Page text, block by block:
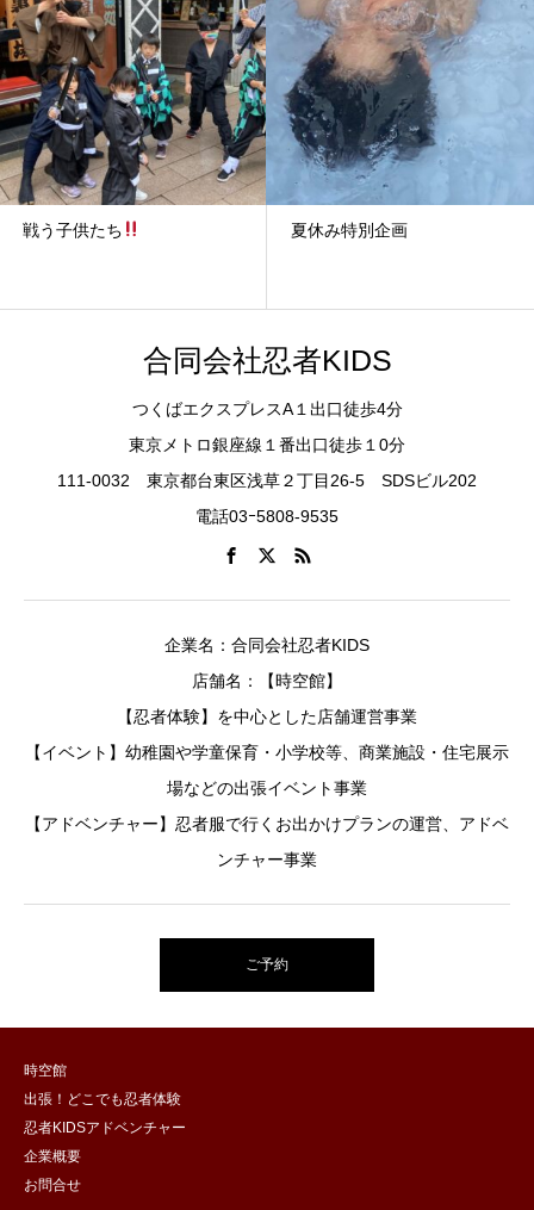
夏休み特別企画
桜の女神の姉妹のお面～有明
合同会社忍者KIDS
つくばエクスプレスA１出口徒歩4分
東京メトロ銀座線１番出口徒歩１0分
111-0032 東京都台東区浅草２丁目26-5 SDSビル202
電話03ｰ5808-9535
企業名：合同会社忍者KIDS
店舗名：【時空館】
【忍者体験】を中心とした店舗運営事業
【イベント】幼稚園や学童保育・小学校等、商業施設・住宅展示
場などの出張イベント事業
【アドベンチャー】忍者服で行くお出かけプランの運営、アドベ
ンチャー事業
ご予約
時空館
出張！どこでも忍者体験
忍者KIDSアドベンチャー
企業概要
お問合せ